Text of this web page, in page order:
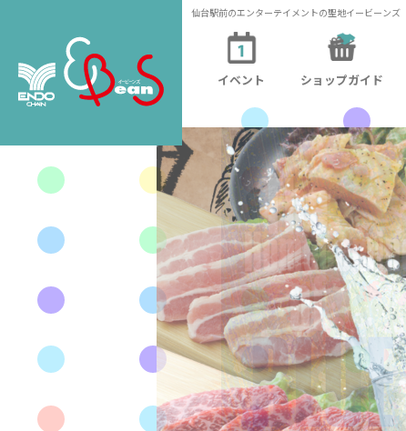
仙台駅前のエンターテイメントの聖地イービーンズ
イベント ショップガイド